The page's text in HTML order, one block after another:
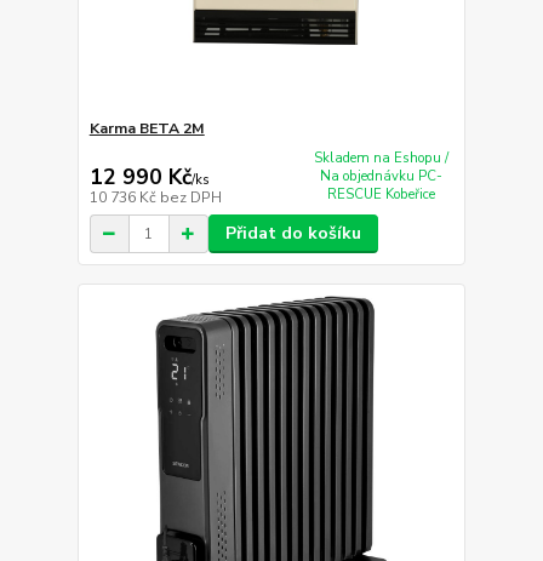
Karma BETA 2M
12 990 Kč/ks
10 736 Kč bez DPH
Skladem na Eshopu /
Na objednávku PC-
RESCUE Kobeřice
Přidat do košíku